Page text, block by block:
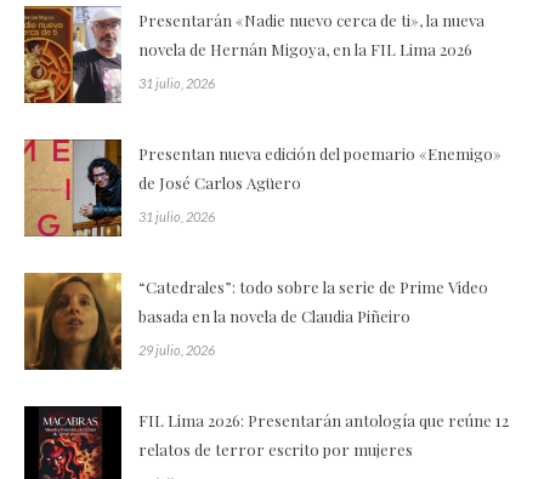
Presentarán «Nadie nuevo cerca de ti», la nueva
novela de Hernán Migoya, en la FIL Lima 2026
31 julio, 2026
Presentan nueva edición del poemario «Enemigo»
de José Carlos Agüero
31 julio, 2026
“Catedrales”: todo sobre la serie de Prime Video
basada en la novela de Claudia Piñeiro
29 julio, 2026
FIL Lima 2026: Presentarán antología que reúne 12
relatos de terror escrito por mujeres